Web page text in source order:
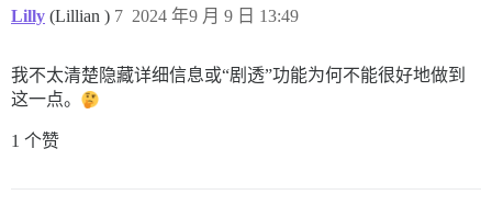
Lilly (Lillian ) 2024 年9 月 9 日 13:49
7
我不太清楚隐藏详细信息或“剧透”功能为何不能很好地做到
这一点。
1 个赞